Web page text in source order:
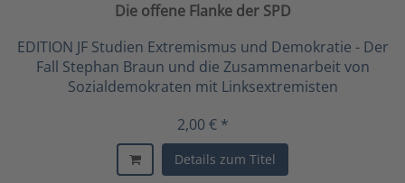
Die offene Flanke der SPD
EDITION JF Studien Extremismus und Demokratie - Der
Fall Stephan Braun und die Zusammenarbeit von
Sozialdemokraten mit Linksextremisten
2,00 € *
Details zum Titel